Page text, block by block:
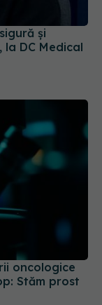
DC Medical
Stăm prost